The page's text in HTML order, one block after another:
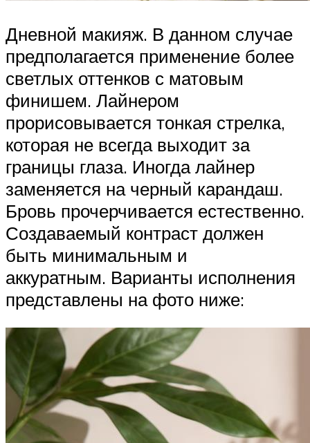
Дневной макияж. В данном случае
предполагается применение более
светлых оттенков с матовым
финишем. Лайнером
прорисовывается тонкая стрелка,
которая не всегда выходит за
границы глаза. Иногда лайнер
заменяется на черный карандаш.
Бровь прочерчивается естественно.
Создаваемый контраст должен
быть минимальным и
аккуратным. Варианты исполнения
представлены на фото ниже: